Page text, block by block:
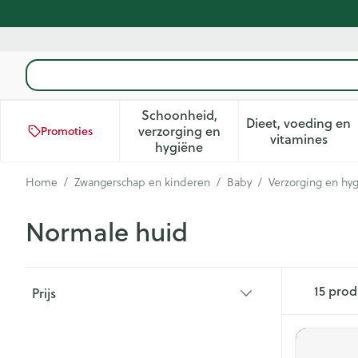
Product, merk, categorie...
Promoties
Schoonheid,
verzorging en
hygiëneToon submenu voor
Dieet, voeding en
vitamines
Toon
Home / Zwangerschap en kinderen / Baby / Verzorging en
Normale huid
Prijs
15